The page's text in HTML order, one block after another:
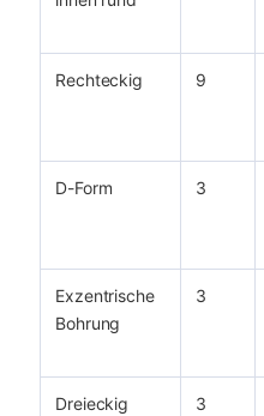
Rechteckig 9
D-Form 3
Exzentrische
Bohrung
3
Dreieckig 3